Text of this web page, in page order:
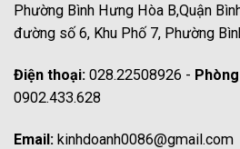
Phường Bình Hưng Hòa B,Quận
đường số 6, Khu Phố 7, Phường
Điện thoại: 028.22508926 -
0902.433.628
Email: kinhdoanh0086@gmail.com